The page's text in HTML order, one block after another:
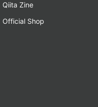
Qiita Zine
Official Shop